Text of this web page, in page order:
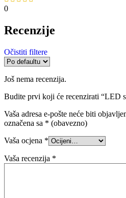
0
Recenzije
Očistiti filtere
Još nema recenzija.
Budite prvi koji će recenzirati “LED
Vaša adresa e-pošte neće biti
označena sa * (obavezno)
Vaša ocjena *
Vaša recenzija *